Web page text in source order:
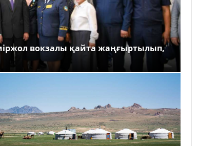
вокзалы қайта жаңғыртылып,